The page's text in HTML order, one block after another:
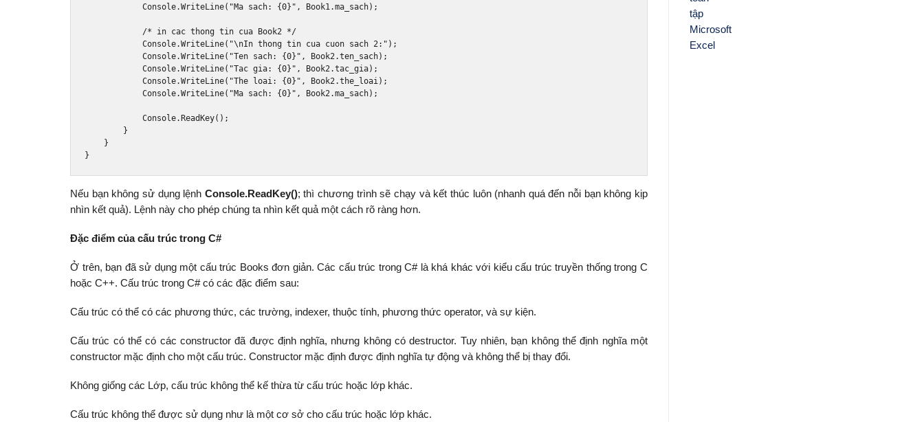
Console.WriteLine( "Ma sach: {0}" , Book1.ma_sach);
/* in cac thong tin cua Book2 */
Console.WriteLine( "\nIn thong tin cua cuon sach 2:" );
Console.WriteLine( "Ten sach: {0}" , Book2.ten_sach);
Console.WriteLine( "Tac gia: {0}" , Book2.tac_gia);
Console.WriteLine( "The loai: {0}" , Book2.the_loai);
Console.WriteLine( "Ma sach: {0}" , Book2.ma_sach);
Console.ReadKey();
}
}
}
Nếu bạn không sử dụng lệnh Console.ReadKey(); thì chương trình sẽ chạy và kết thúc luôn (nhanh quá đến nỗi bạn không kịp
nhìn kết quả). Lệnh này cho phép chúng ta nhìn kết quả một cách rõ ràng hơn.
Đặc điểm của cấu trúc trong C#
Ở trên, bạn đã sử dụng một cấu trúc Books đơn giản. Các cấu trúc trong C# là khá khác với kiểu cấu trúc truyền thống trong C
hoặc C++. Cấu trúc trong C# có các đặc điểm sau:
Cấu trúc có thể có các phương thức, các trường, indexer, thuộc tính, phương thức operator, và sự kiện.
Cấu trúc có thể có các constructor đã được định nghĩa, nhưng không có destructor. Tuy nhiên, bạn không thể định nghĩa một
constructor mặc định cho một cấu trúc. Constructor mặc định được định nghĩa tự động và không thể bị thay đổi.
Không giống các Lớp, cấu trúc không thể kế thừa từ cấu trúc hoặc lớp khác.
Cấu trúc không thể được sử dụng như là một cơ sở cho cấu trúc hoặc lớp khác.